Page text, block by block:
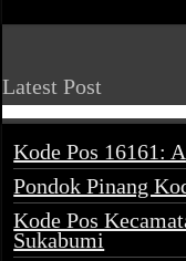
Latest Post
Kode Pos 16161:
Pondok Pinang
Kode Pos
Sukabumi